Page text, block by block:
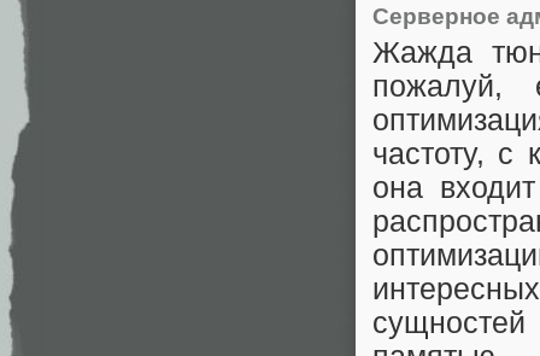
Серверное
Жажда
пожалуй,
частоту, с
она